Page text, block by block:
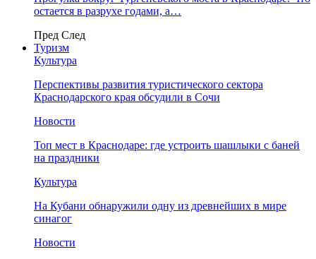
остается в разрухе годами, а…
Пред След
Туризм
Культура
Перспективы развития туристического сектора
Краснодарского края обсудили в Сочи
Новости
Топ мест в Краснодаре: где устроить шашлыки с баней
на праздники
Культура
На Кубани обнаружили одну из древнейших в мире
синагог
Новости